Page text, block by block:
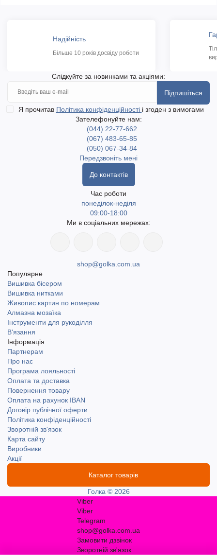
Надійність
Більше 10 років досвіду роботи
Слідкуйте за новинками та акціями:
Підпишіться
Я прочитав Політика конфіденційності і згоден з вимогами
Зателефонуйте нам:
(044) 22-77-662
(067) 483-65-85
(050) 067-34-84
Передзвоніть мені
До контактів
Час роботи
понеділок-неділя
09:00-18:00
Ми в соціальних мережах:
shop@golka.com.ua
Популярне
Вишивка бісером
Вишивка нитками
Живопис картин по номерам
Алмазна мозаїка
Інструменти для рукоділля
В'язання
Інформація
Партнерам
Про нас
Програма лояльності
Оплата та доставка
Повернення товару
Оплата на рахунок IBAN
Договір публічної оферти
Політика конфіденційності
Зворотній зв'язок
Карта сайту
Виробники
Акції
Каталог товарів
Голка © 2026
Viber
Viber
Telegram
shop@golka.com.ua
Замовити дзвінок
Зворотній зв'язок